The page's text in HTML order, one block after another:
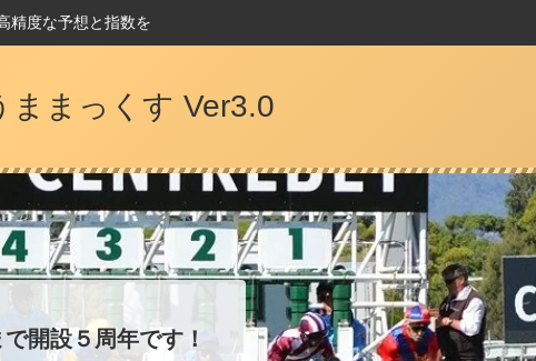
精度な予想と指数を
ままっくす Ver3.0
開設５周年です！